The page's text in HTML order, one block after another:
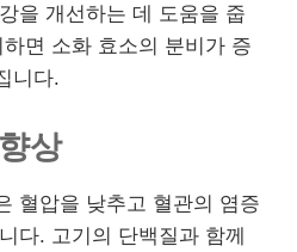
을 개선하는 데 도움을 줍
면 소화 효소의 분비가 증
니다.
상
혈압을 낮추고 혈관의 염증
다. 고기의 단백질과 함께